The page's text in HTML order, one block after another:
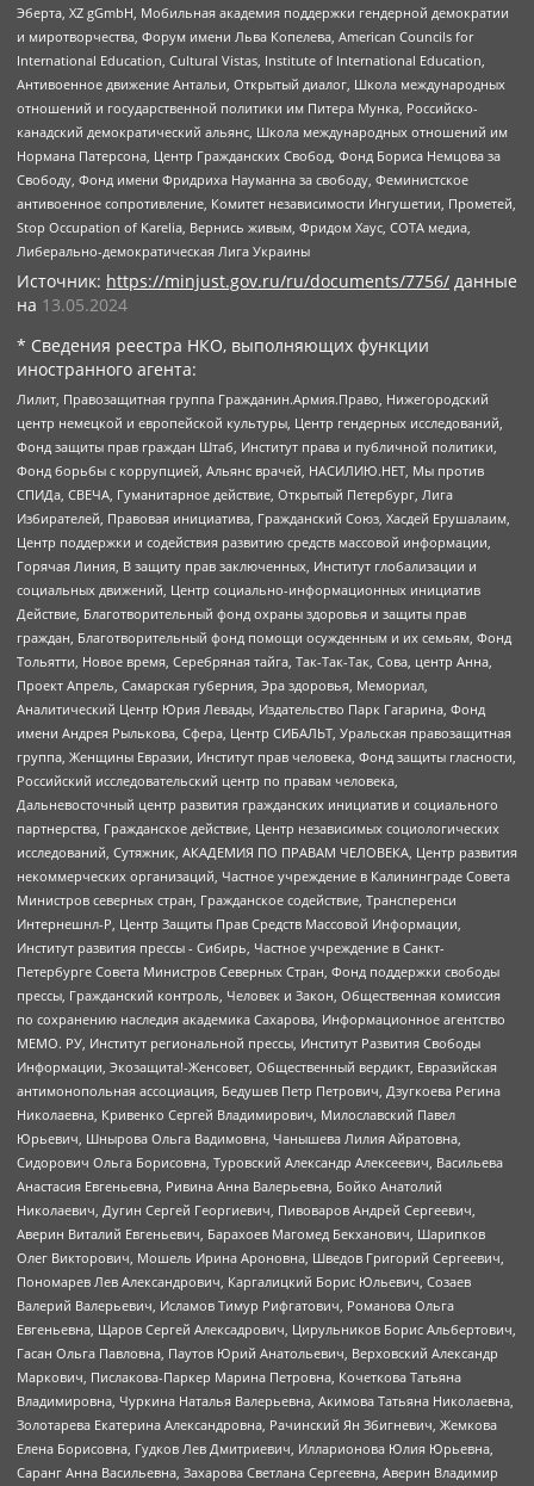
Эберта, XZ gGmbH, Мобильная академия поддержки гендерной демократии
и миротворчества, Форум имени Льва Копелева, American Councils for
International Education, Cultural Vistas, Institute of International Education,
Антивоенное движение Антальи, Открытый диалог, Школа международных
отношений и государственной политики им Питера Мунка, Российско-
канадский демократический альянс, Школа международных отношений им
Нормана Патерсона, Центр Гражданских Свобод, Фонд Бориса Немцова за
Свободу, Фонд имени Фридриха Науманна за свободу, Феминистское
антивоенное сопротивление, Комитет независимости Ингушетии, Прометей,
Stop Occupation of Karelia, Вернись живым, Фридом Хаус, СОТА медиа,
Либерально-демократическая Лига Украины
Источник: https://minjust.gov.ru/ru/documents/7756/ данные
на 13.05.2024
* Сведения реестра НКО, выполняющих функции
иностранного агента:
Лилит, Правозащитная группа Гражданин.Армия.Право, Нижегородский
центр немецкой и европейской культуры, Центр гендерных исследований,
Фонд защиты прав граждан Штаб, Институт права и публичной политики,
Фонд борьбы с коррупцией, Альянс врачей, НАСИЛИЮ.НЕТ, Мы против
СПИДа, СВЕЧА, Гуманитарное действие, Открытый Петербург, Лига
Избирателей, Правовая инициатива, Гражданский Союз, Хасдей Ерушалаим,
Центр поддержки и содействия развитию средств массовой информации,
Горячая Линия, В защиту прав заключенных, Институт глобализации и
социальных движений, Центр социально-информационных инициатив
Действие, Благотворительный фонд охраны здоровья и защиты прав
граждан, Благотворительный фонд помощи осужденным и их семьям, Фонд
Тольятти, Новое время, Серебряная тайга, Так-Так-Так, Сова, центр Анна,
Проект Апрель, Самарская губерния, Эра здоровья, Мемориал,
Аналитический Центр Юрия Левады, Издательство Парк Гагарина, Фонд
имени Андрея Рылькова, Сфера, Центр СИБАЛЬТ, Уральская правозащитная
группа, Женщины Евразии, Институт прав человека, Фонд защиты гласности,
Российский исследовательский центр по правам человека,
Дальневосточный центр развития гражданских инициатив и социального
партнерства, Гражданское действие, Центр независимых социологических
исследований, Сутяжник, АКАДЕМИЯ ПО ПРАВАМ ЧЕЛОВЕКА, Центр развития
некоммерческих организаций, Частное учреждение в Калининграде Совета
Министров северных стран, Гражданское содействие, Трансперенси
Интернешнл-Р, Центр Защиты Прав Средств Массовой Информации,
Институт развития прессы - Сибирь, Частное учреждение в Санкт-
Петербурге Совета Министров Северных Стран, Фонд поддержки свободы
прессы, Гражданский контроль, Человек и Закон, Общественная комиссия
по сохранению наследия академика Сахарова, Информационное агентство
МЕМО. РУ, Институт региональной прессы, Институт Развития Свободы
Информации, Экозащита!-Женсовет, Общественный вердикт, Евразийская
антимонопольная ассоциация, Бедушев Петр Петрович, Дзугкоева Регина
Николаевна, Кривенко Сергей Владимирович, Милославский Павел
Юрьевич, Шнырова Ольга Вадимовна, Чанышева Лилия Айратовна,
Сидорович Ольга Борисовна, Туровский Александр Алексеевич, Васильева
Анастасия Евгеньевна, Ривина Анна Валерьевна, Бойко Анатолий
Николаевич, Дугин Сергей Георгиевич, Пивоваров Андрей Сергеевич,
Аверин Виталий Евгеньевич, Барахоев Магомед Бекханович, Шарипков
Олег Викторович, Мошель Ирина Ароновна, Шведов Григорий Сергеевич,
Пономарев Лев Александрович, Каргалицкий Борис Юльевич, Созаев
Валерий Валерьевич, Исламов Тимур Рифгатович, Романова Ольга
Евгеньевна, Щаров Сергей Алексадрович, Цирульников Борис Альбертович,
Гасан Ольга Павловна, Паутов Юрий Анатольевич, Верховский Александр
Маркович, Пислакова-Паркер Марина Петровна, Кочеткова Татьяна
Владимировна, Чуркина Наталья Валерьевна, Акимова Татьяна Николаевна,
Золотарева Екатерина Александровна, Рачинский Ян Збигневич, Жемкова
Елена Борисовна, Гудков Лев Дмитриевич, Илларионова Юлия Юрьевна,
Саранг Анна Васильевна, Захарова Светлана Сергеевна, Аверин Владимир